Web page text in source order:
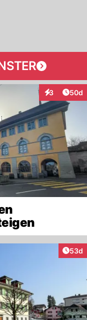
3
Interaktionen
50d
53d